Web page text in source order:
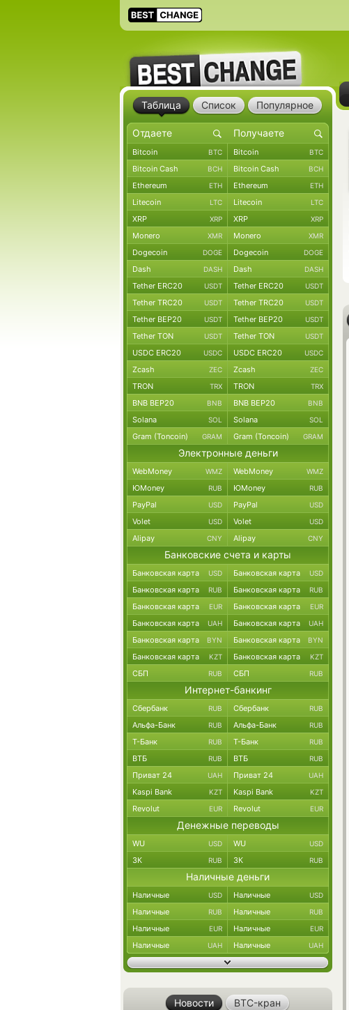
Таблица Список Популярное
Bitcoin BTC Bitcoin BTC
Bitcoin Cash BCH Bitcoin Cash BCH
Ethereum ETH Ethereum ETH
Litecoin LTC Litecoin LTC
XRP XRP XRP XRP
Monero XMR Monero XMR
Dogecoin DOGE Dogecoin DOGE
Dash DASH Dash DASH
Tether ERC20 USDT Tether ERC20 USDT
Tether TRC20 USDT Tether TRC20 USDT
Tether BEP20 USDT Tether BEP20 USDT
Tether TON USDT Tether TON USDT
USDC ERC20 USDC USDC ERC20 USDC
Zcash ZEC Zcash ZEC
TRON TRX TRON TRX
BNB BEP20 BNB BNB BEP20 BNB
Solana SOL Solana SOL
Gram (Toncoin) GRAM Gram (Toncoin) GRAM
Электронные деньги
WebMoney WMZ WebMoney WMZ
ЮMoney RUB ЮMoney RUB
PayPal USD PayPal USD
Volet USD Volet USD
Alipay CNY Alipay CNY
Банковские счета и карты
Банковская карта USD Банковская карта USD
Банковская карта RUB Банковская карта RUB
Банковская карта EUR Банковская карта EUR
Банковская карта UAH Банковская карта UAH
Банковская карта BYN Банковская карта BYN
Банковская карта KZT Банковская карта KZT
СБП RUB СБП RUB
Интернет-банкинг
Сбербанк RUB Сбербанк RUB
Альфа-Банк RUB Альфа-Банк RUB
Т-Банк RUB Т-Банк RUB
ВТБ RUB ВТБ RUB
Приват 24 UAH Приват 24 UAH
Kaspi Bank KZT Kaspi Bank KZT
Revolut EUR Revolut EUR
Денежные переводы
WU USD WU USD
ЗК RUB ЗК RUB
Наличные деньги
Наличные USD Наличные USD
Наличные RUB Наличные RUB
Наличные EUR Наличные EUR
Наличные UAH Наличные UAH
Новости BTC-кран